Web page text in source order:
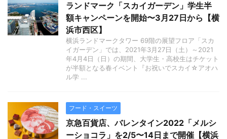
ランドマーク「スカイガーデン」学生半
額キャンペーンを開始〜3月27日から【横
浜市西区】
横浜ランドマークタワー 69階の展望フロア「スカ
イガーデン」では、2021年3月27日（土）～2021
年4月4日（日）の期間、大学生・高校生はチケット
が半額となる春イベント『お祝いでスカイ☆アオハ
ル学 ...
フード・スイーツ
京急百貨店、バレンタイン2022「メルシ
ーショコラ」を2/5〜14日まで開催【横浜